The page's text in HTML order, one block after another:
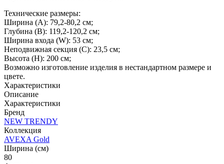
Технические размеры:
Ширина (A): 79,2-80,2 см;
Глубина (B): 119,2-120,2 см;
Ширина входа (W): 53 см;
Неподвижная секция (С): 23,5 см;
Высота (H): 200 см;
Возможно изготовление изделия в нестандартном размере и
цвете.
Характеристики
Описание
Характеристики
Бренд
NEW TRENDY
Коллекция
AVEXA Gold
Ширина (см)
80